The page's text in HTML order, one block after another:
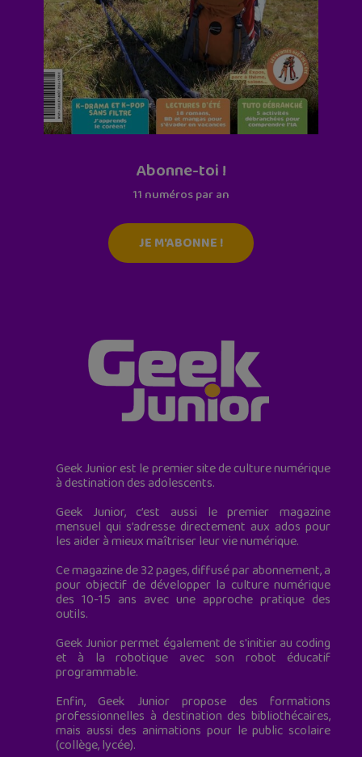
Abonne-toi !
11 numéros par an
JE M'ABONNE !
Geek Junior est le premier site de culture numérique
à destination des adolescents.
Geek Junior, c’est aussi le premier magazine
mensuel qui s’adresse directement aux ados pour
les aider à mieux maîtriser leur vie numérique.
Ce magazine de 32 pages, diffusé par abonnement, a
pour objectif de développer la culture numérique
des 10-15 ans avec une approche pratique des
outils.
Geek Junior permet également de s'initier au coding
et à la robotique avec son robot éducatif
programmable.
Enfin, Geek Junior propose des formations
professionnelles à destination des bibliothécaires,
mais aussi des animations pour le public scolaire
(collège, lycée).